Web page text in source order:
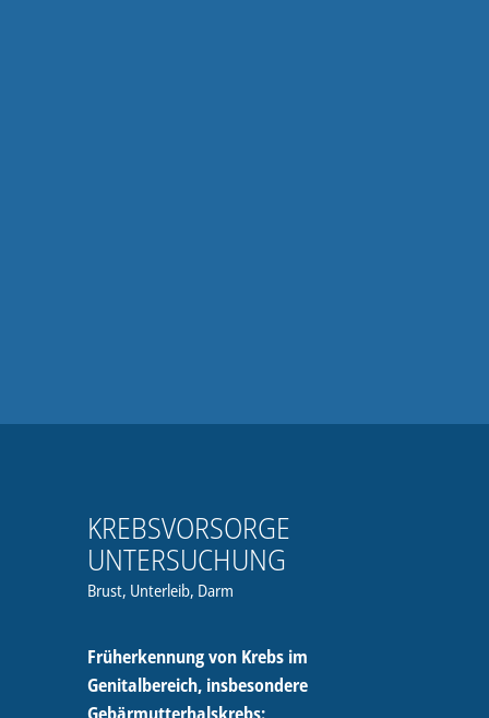
KREBSVORSORGE
UNTERSUCHUNG
Brust, Unterleib, Darm
Früherkennung von Krebs im
Genitalbereich, insbesondere